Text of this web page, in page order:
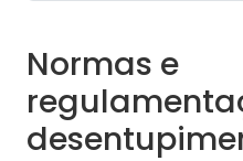
Normas e